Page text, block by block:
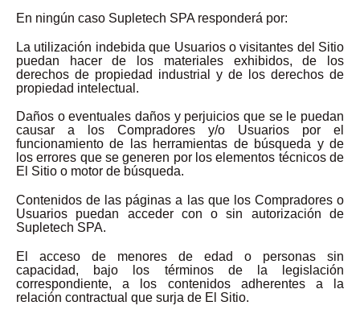
En ningún caso Supletech SPA responderá por:
La utilización indebida que Usuarios o visitantes del Sitio
puedan hacer de los materiales exhibidos, de los
derechos de propiedad industrial y de los derechos de
propiedad intelectual.
Daños o eventuales daños y perjuicios que se le puedan
causar a los Compradores y/o Usuarios por el
funcionamiento de las herramientas de búsqueda y de
los errores que se generen por los elementos técnicos de
El Sitio o motor de búsqueda.
Contenidos de las páginas a las que los Compradores o
Usuarios puedan acceder con o sin autorización de
Supletech SPA.
El acceso de menores de edad o personas sin
capacidad, bajo los términos de la legislación
correspondiente, a los contenidos adherentes a la
relación contractual que surja de El Sitio.